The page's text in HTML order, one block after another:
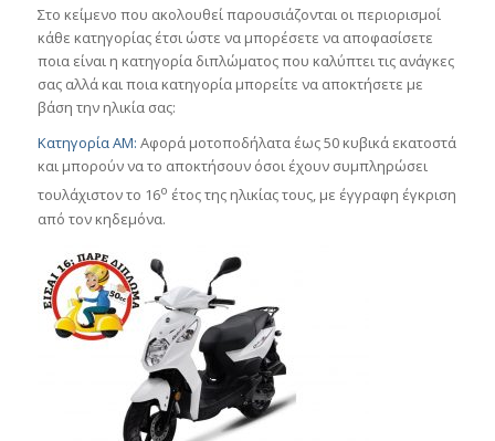
Στο κείμενο που ακολουθεί παρουσιάζονται οι περιορισμοί
κάθε κατηγορίας έτσι ώστε να μπορέσετε να αποφασίσετε
ποια είναι η κατηγορία διπλώματος που καλύπτει τις ανάγκες
σας αλλά και ποια κατηγορία μπορείτε να αποκτήσετε με
βάση την ηλικία σας:
Κατηγορία ΑΜ: Αφορά μοτοποδήλατα έως 50 κυβικά εκατοστά
και μπορούν να το αποκτήσουν όσοι έχουν συμπληρώσει
τουλάχιστον το 16ο έτος της ηλικίας τους, με έγγραφη έγκριση
από τον κηδεμόνα.